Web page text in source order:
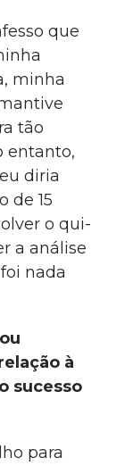
que
minha
tão
entanto,
diria
de 15
o qui-
a análise
nada
à
sucesso
para